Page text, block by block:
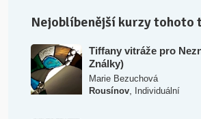
Nejoblíbenější kurzy tohoto
Tiffany vitráže pro
Ználky)
Marie Bezuchová
Rousínov, Individuální